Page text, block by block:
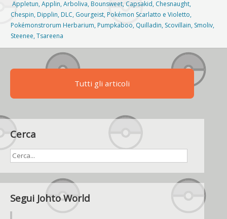
edibilia
II
Appletun,Applin,Arboliva, Bounsweet,Capsakid, Chesnaught,
Chespin, Dipplin, DLC, Gourgeist, Pokémon Scarlatto e Violetto,
Pokémonstrorum Herbarium, Pumpkaboo, Quilladin, Scovillain, Smoliv,
Steenee,Tsareena
Tutti gli articoli
Cerca
Segui Johto World